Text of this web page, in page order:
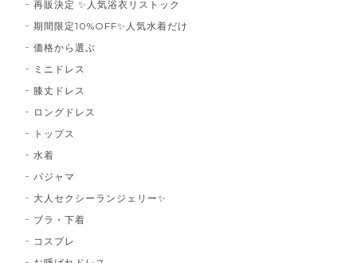
再販決定 ✨人気浴衣リストック
期間限定10%OFF✨人気水着だけ
価格から選ぶ
ミニドレス
膝丈ドレス
ロングドレス
トップス
水着
パジャマ
大人セクシーランジェリー✨
ブラ・下着
コスプレ